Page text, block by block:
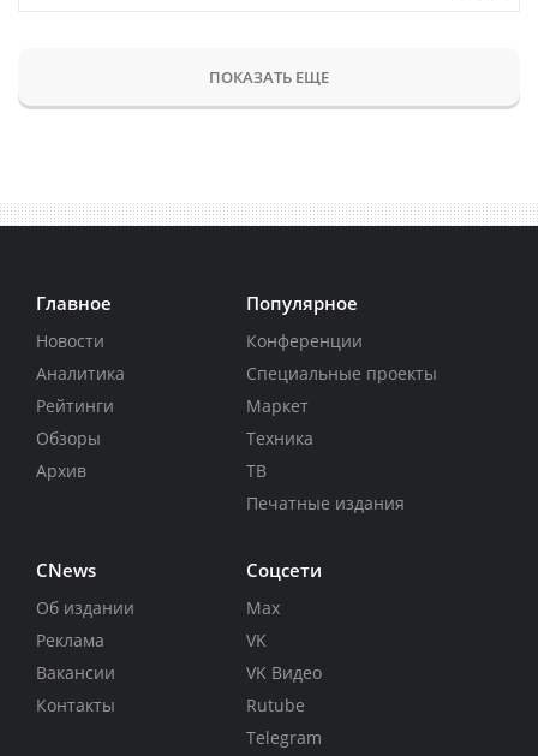
ПОКАЗАТЬ ЕЩЕ
Главное
Новости
Аналитика
Рейтинги
Обзоры
Архив
Популярное
Конференции
Специальные проекты
Маркет
Техника
ТВ
Печатные издания
CNews
Об издании
Реклама
Вакансии
Контакты
Соцсети
Max
VK
VK Видео
Rutube
Telegram